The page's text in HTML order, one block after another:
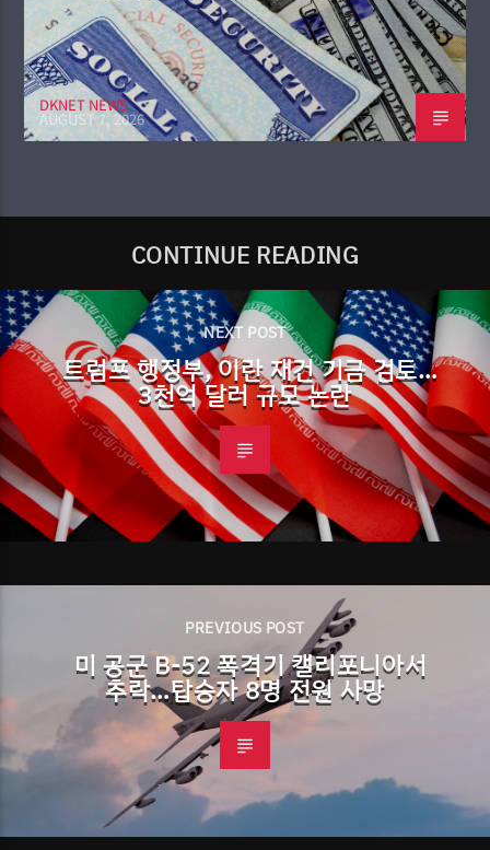
DKNET NEWS
AUGUST 7, 2026
CONTINUE READING
NEXT POST
트럼프 행정부, 이란 재건 기금 검토…
3천억 달러 규모 논란
PREVIOUS POST
미 공군 B-52 폭격기 캘리포니아서
추락…탑승자 8명 전원 사망